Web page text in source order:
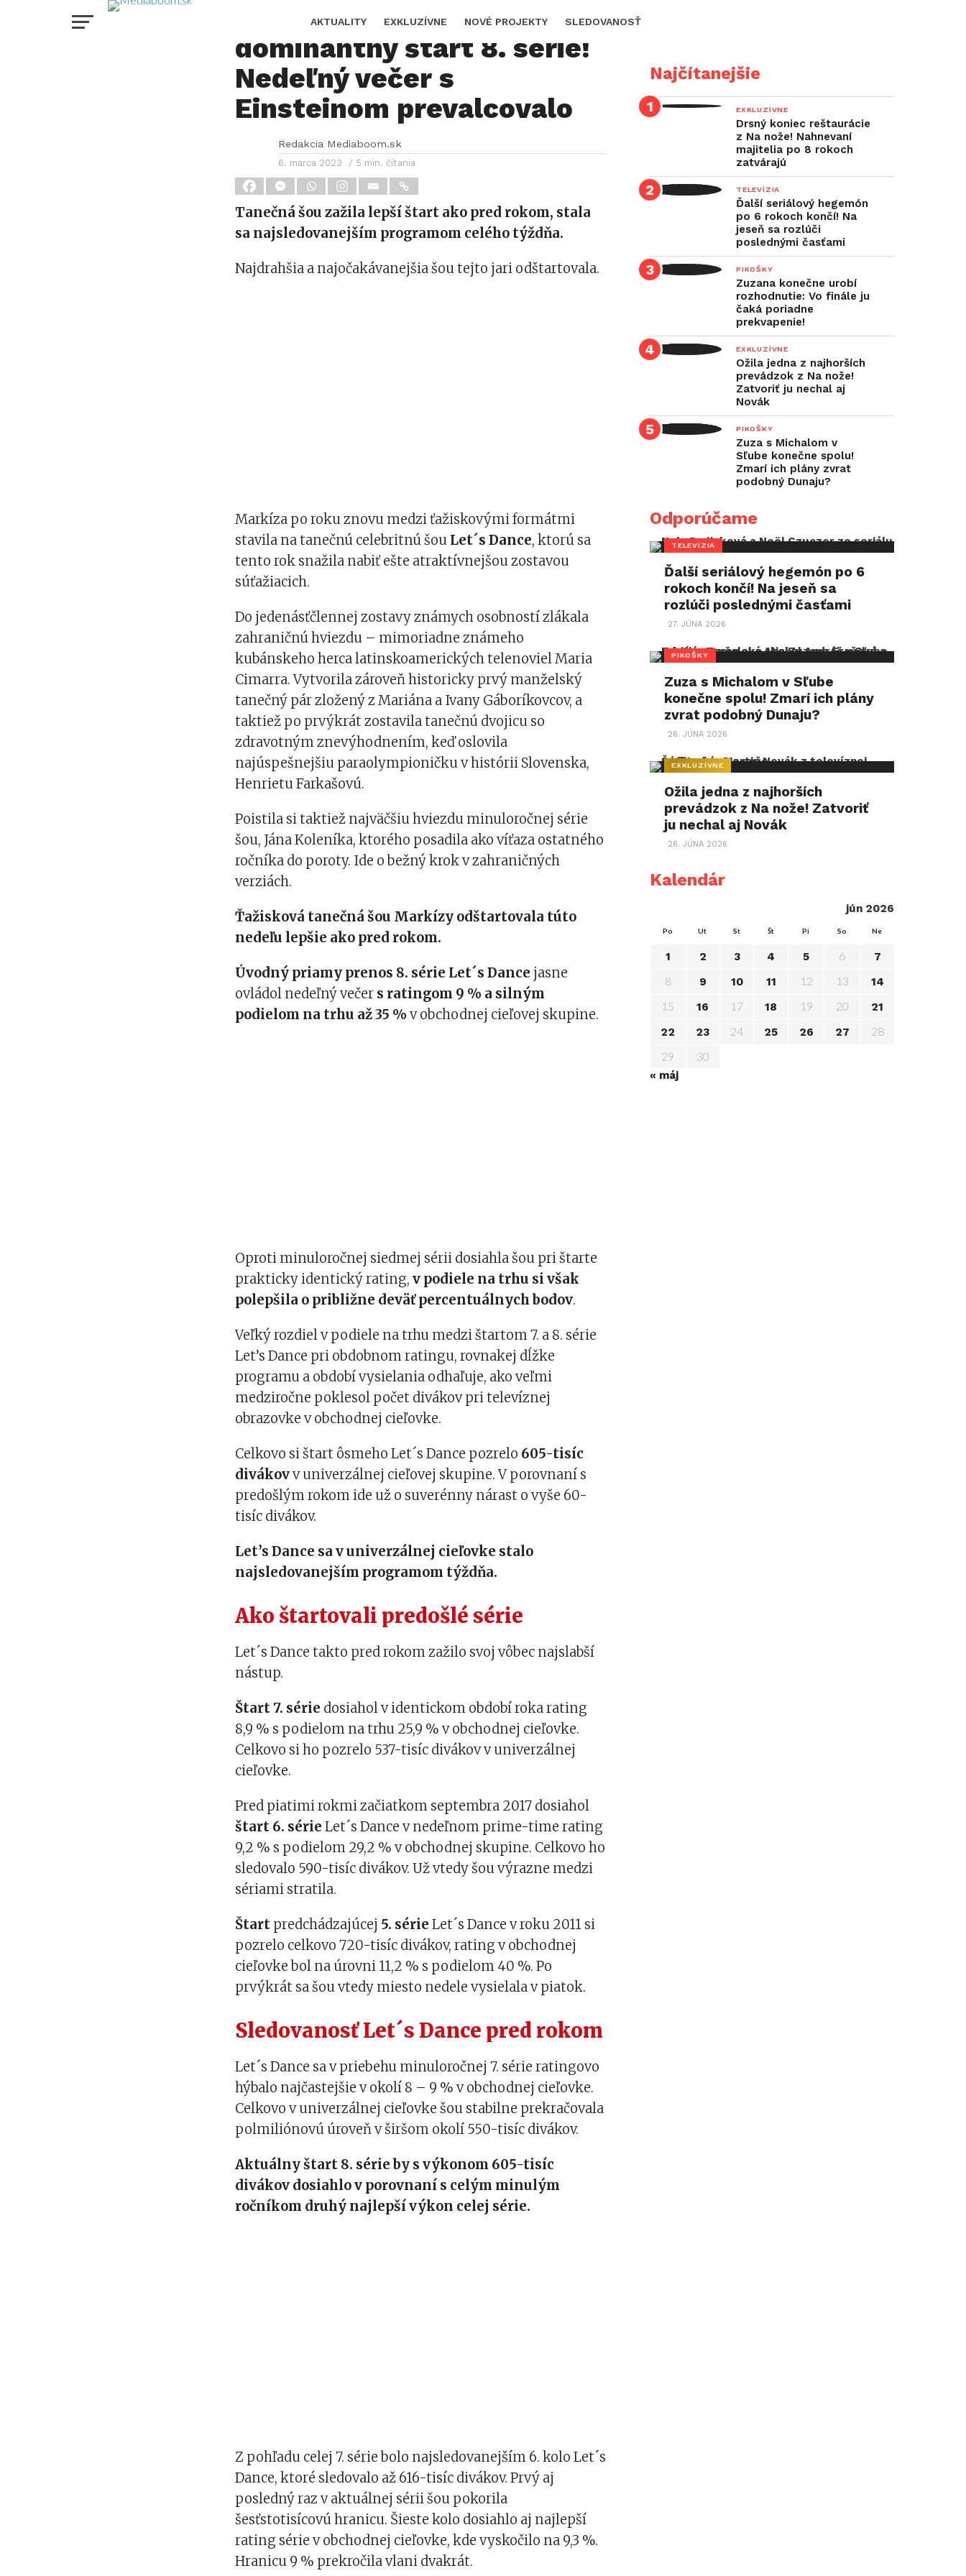
AKTUALITY EXKLUZÍVNE NOVÉ PROJEKTY SLEDOVANOSŤ
Let´s Dance predviedlo
dominantný štart 8. série!
Nedeľný večer s
Einsteinom prevalcovalo
Redakcia Mediaboom.sk
6. marca 2023 / 5 min. čítania
Tanečná šou zažila lepší štart ako pred rokom, stala
sa najsledovanejším programom celého týždňa.
Najdrahšia a najočakávanejšia šou tejto jari odštartovala.
Markíza po roku znovu medzi ťažiskovými formátmi
stavila na tanečnú celebritnú šou Let´s Dance, ktorú sa
tento rok snažila nabiť ešte atraktívnejšou zostavou
súťažiacich.
Do jedenásťčlennej zostavy známych osobností zlákala
zahraničnú hviezdu – mimoriadne známeho
kubánskeho herca latinskoamerických telenoviel Maria
Cimarra. Vytvorila zároveň historicky prvý manželský
tanečný pár zložený z Mariána a Ivany Gáboríkovcov, a
taktiež po prvýkrát zostavila tanečnú dvojicu so
zdravotným znevýhodnením, keď oslovila
najúspešnejšiu paraolympioničku v histórii Slovenska,
Henrietu Farkašovú.
Poistila si taktiež najväčšiu hviezdu minuloročnej série
šou, Jána Koleníka, ktorého posadila ako víťaza ostatného
ročníka do poroty. Ide o bežný krok v zahraničných
verziách.
Ťažisková tanečná šou Markízy odštartovala túto
nedeľu lepšie ako pred rokom.
Úvodný priamy prenos 8. série Let´s Dance jasne
ovládol nedeľný večer s ratingom 9 % a silným
podielom na trhu až 35 % v obchodnej cieľovej skupine.
Oproti minuloročnej siedmej sérii dosiahla šou pri štarte
prakticky identický rating,v podiele na trhu si však
polepšila o približne deväť percentuálnych bodov.
Veľký rozdiel v podiele na trhu medzi štartom 7. a 8. série
Let’s Dance pri obdobnom ratingu, rovnakej dĺžke
programu a období vysielania odhaľuje, ako veľmi
medziročne poklesol počet divákov pri televíznej
obrazovke v obchodnej cieľovke.
Celkovo si štart ôsmeho Let´s Dance pozrelo 605-tisíc
divákovv univerzálnej cieľovej skupine. V porovnaní s
predošlým rokom ide už o suverénny nárast o vyše 60-
tisíc divákov.
Let’s Dance sa v univerzálnej cieľovke stalo
najsledovanejším programom týždňa.
Ako štartovali predošlé série
Let´s Dance takto pred rokom zažilo svoj vôbec najslabší
nástup.
Štart 7. série dosiahol v identickom období roka rating
8,9 % s podielom na trhu 25,9 % v obchodnej cieľovke.
Celkovo si ho pozrelo 537-tisíc divákov v univerzálnej
cieľovke.
Pred piatimi rokmi začiatkom septembra 2017 dosiahol
štart 6. série Let´s Dance v nedeľnom prime-time rating
9,2 % s podielom 29,2 % v obchodnej skupine. Celkovo ho
sledovalo 590-tisíc divákov. Už vtedy šou výrazne medzi
sériami stratila.
Štart predchádzajúcej 5. série Let´s Dance v roku 2011 si
pozrelo celkovo 720-tisíc divákov, rating v obchodnej
cieľovke bol na úrovni 11,2 % s podielom 40 %. Po
prvýkrát sa šou vtedy miesto nedele vysielala v piatok.
Sledovanosť Let´s Dance pred rokom
Let´s Dance sa v priebehu minuloročnej 7. série ratingovo
hýbalo najčastejšie v okolí 8 – 9 % v obchodnej cieľovke.
Celkovo v univerzálnej cieľovke šou stabilne prekračovala
polmiliónovú úroveň v širšom okolí 550-tisíc divákov.
Aktuálny štart 8. série by s výkonom 605-tisíc
divákov dosiahlo v porovnaní s celým minulým
ročníkom druhý najlepší výkon celej série.
Z pohľadu celej 7. série bolo najsledovanejším 6. kolo Let´s
Dance, ktoré sledovalo až 616-tisíc divákov. Prvý aj
posledný raz v aktuálnej sérii šou pokorila
šesťstotisícovú hranicu. Šieste kolo dosiahlo aj najlepší
rating série v obchodnej cieľovke, kde vyskočilo na 9,3 %.
Hranicu 9 % prekročila vlani dvakrát.
Najčítanejšie
EXKLUZÍVNE
Drsný koniec reštaurácie
z Na nože! Nahnevaní
majitelia po 8 rokoch
zatvárajú
TELEVÍZIA
Ďalší seriálový hegemón
po 6 rokoch končí! Na
jeseň sa rozlúči
poslednými časťami
PIKOŠKY
Zuzana konečne urobí
rozhodnutie: Vo finále ju
čaká poriadne
prekvapenie!
EXKLUZÍVNE
Ožila jedna z najhorších
prevádzok z Na nože!
Zatvoriť ju nechal aj
Novák
PIKOŠKY
Zuza s Michalom v
Sľube konečne spolu!
Zmarí ich plány zvrat
podobný Dunaju?
Odporúčame
TELEVÍZIA
Ďalší seriálový hegemón po 6
rokoch končí! Na jeseň sa
rozlúči poslednými časťami
27. JÚNA 2026
PIKOŠKY
Zuza s Michalom v Sľube
konečne spolu! Zmarí ich plány
zvrat podobný Dunaju?
26. JÚNA 2026
EXKLUZÍVNE
Ožila jedna z najhorších
prevádzok z Na nože! Zatvoriť
ju nechal aj Novák
26. JÚNA 2026
Kalendár
jún 2026
Po Ut St Št Pi So Ne
1 2 3 4 5 6 7
8 9 10 11 12 13 14
15 16 17 18 19 20
21
22
23 24 25 26 27
28
29
30
« máj